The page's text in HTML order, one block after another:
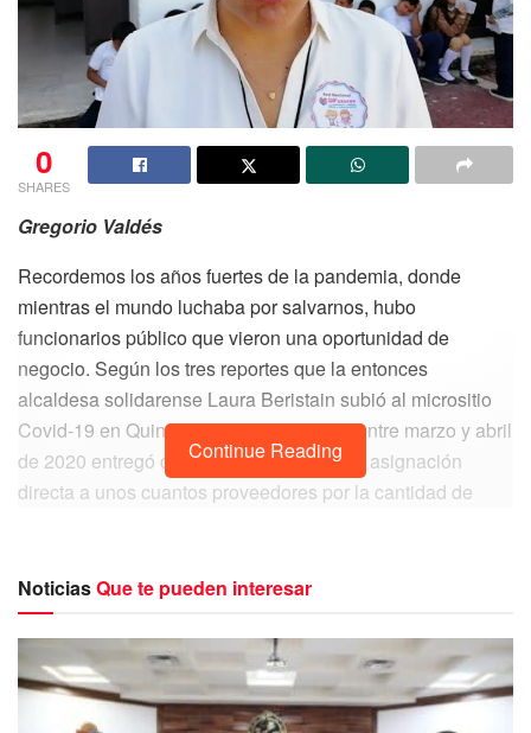
0
SHARES
Gregorio Valdés
Recordemos los años fuertes de la pandemia, donde
mientras el mundo luchaba por salvarnos, hubo
funcionarios público que vieron una oportunidad de
negocio. Según los tres reportes que la entonces
alcaldesa solidarense Laura Beristain subió al micrositio
Covid-19 en Quintana Roo, revelan que entre marzo y abril
de 2020 entregó contratos por la vía de la asignación
directa a unos cuantos proveedores por la cantidad de
supuesta adquisición de insumos.
Las supuestas compras (porque no se tiene evidencia de
ello y la población siempre se quejó de no tener ni
cubrebocas) fueron en realidad una simulación fraguada
entre familia en la que participaron Karla Robles Miranda,
Continue Reading
NoticiasQue te pueden interesar